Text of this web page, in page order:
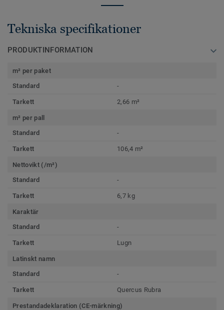
Tekniska specifikationer
PRODUKTINFORMATION
m² per paket
Standard
-
Tarkett 2,66 m²
m² per pall
Standard
-
Tarkett 106,4 m²
Nettovikt (/m²)
Standard
-
Tarkett 6,7 kg
Karaktär
Standard
-
Tarkett Lugn
Latinskt namn
Standard
-
Tarkett Quercus Rubra
Prestandadeklaration (CE-märkning)